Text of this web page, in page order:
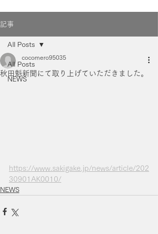
記事
All Posts
NEWS
All Posts
秋田魁新聞にて取り上げていただきました。
cocomero95035
https://www.sakigake.jp/news/article/202
30901AK0010/
NEWS